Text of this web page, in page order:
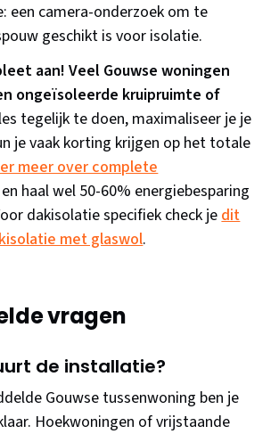
een camera-onderzoek om te
geschikt is voor isolatie.
aan! Veel Gouwse woningen
ongeïsoleerde kruipruimte of
tegelijk te doen, maximaliseer je je
je vaak korting krijgen op het totale
meer over complete
haal wel 50-60% energiebesparing
dakisolatie specifiek check jedit
met glaswol.
vragen
de installatie?
Gouwse tussenwoning ben je
Hoekwoningen of vrijstaande